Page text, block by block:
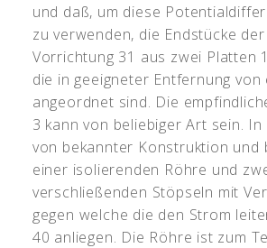
und daß, um diese
zu verwenden, die Endstücke
Vorrichtung 31 aus zwei Platten
die in geeigneter Entfernung von
angeordnet sind. Die
3 kann von beliebiger Art sein. In
von bekannter Konstruktion und
einer isolierenden Röhre und
verschließenden Stöpseln mit
gegen welche die den Strom
40 anliegen. Die Röhre ist zum